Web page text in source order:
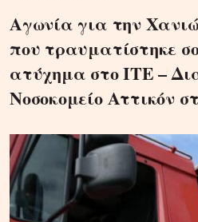
Αγωνία για την
που τραυματίστηκε
ατύχημα στο ΙΤΕ –
Νοσοκομείο Αττικόν